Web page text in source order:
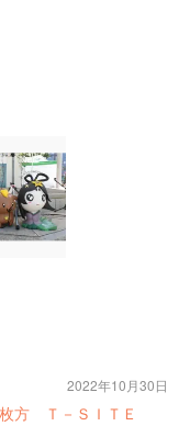
方 Ｔ－ＳＩＴＥ
2022年10月30日